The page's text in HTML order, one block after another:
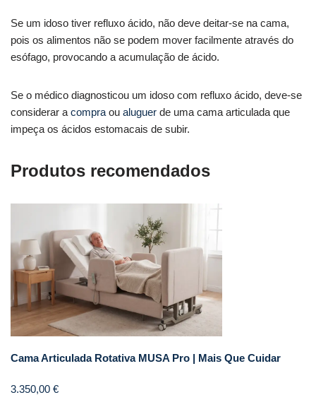
Se um idoso tiver refluxo ácido, não deve deitar-se na cama,
pois os alimentos não se podem mover facilmente através do
esófago, provocando a acumulação de ácido.
Se o médico diagnosticou um idoso com refluxo ácido, deve-se
considerar a compra ou aluguer de uma cama articulada que
impeça os ácidos estomacais de subir.
Produtos recomendados
Cama Articulada Rotativa MUSA Pro | Mais Que Cuidar
3.350,00 €